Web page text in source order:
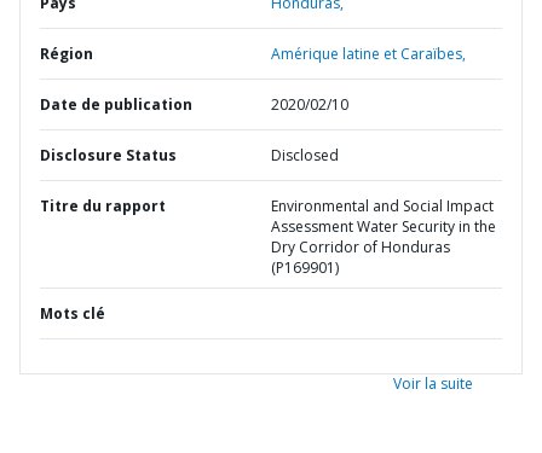
Région Amérique latine et Caraïbes,
Date de publication 2020/02/10
Disclosure Status Disclosed
Titre du rapport
Environmental and Social Impact
Assessment Water Security in the
Dry Corridor of Honduras
(P169901)
Mots clé
Voir la suite